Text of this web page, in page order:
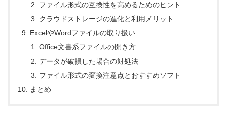
ファイル形式の互換性を高めるためのヒント
クラウドストレージの進化と利用メリット
ExcelやWordファイルの取り扱い
Office文書系ファイルの開き方
データが破損した場合の対処法
ファイル形式の変換注意点とおすすめソフト
まとめ